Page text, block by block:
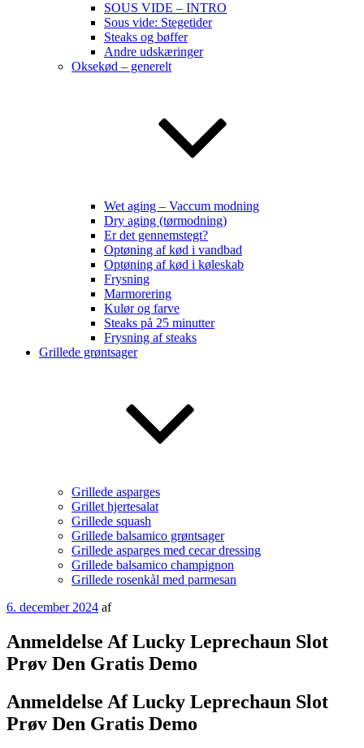
SOUS VIDE – INTRO
Sous vide: Stegetider
Steaks og bøffer
Andre udskæringer
Oksekød – generelt
Wet aging – Vaccum modning
Dry aging (tørmodning)
Er det gennemstegt?
Optøning af kød i vandbad
Optøning af kød i køleskab
Frysning
Marmorering
Kulør og farve
Steaks på 25 minutter
Frysning af steaks
Grillede grøntsager
Grillede asparges
Grillet hjertesalat
Grillede squash
Grillede balsamico grøntsager
Grillede asparges med cecar dressing
Grillede balsamico champignon
Grillede rosenkål med parmesan
Udgivet
6. december 2024 af
Anmeldelse Af Lucky Leprechaun Slot
Prøv Den Gratis Demo
Anmeldelse Af Lucky Leprechaun Slot
Prøv Den Gratis Demo